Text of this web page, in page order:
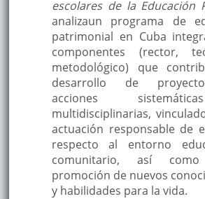
escolares de la Educación
analizaun programa de
patrimonial en Cuba
componentes (rector,
metodológico) que
desarrollo de
acciones
multidisciplinarias,
actuación responsable de
respecto al entorno
comunitario, así
promoción de nuevos
y habilidades para la vida.